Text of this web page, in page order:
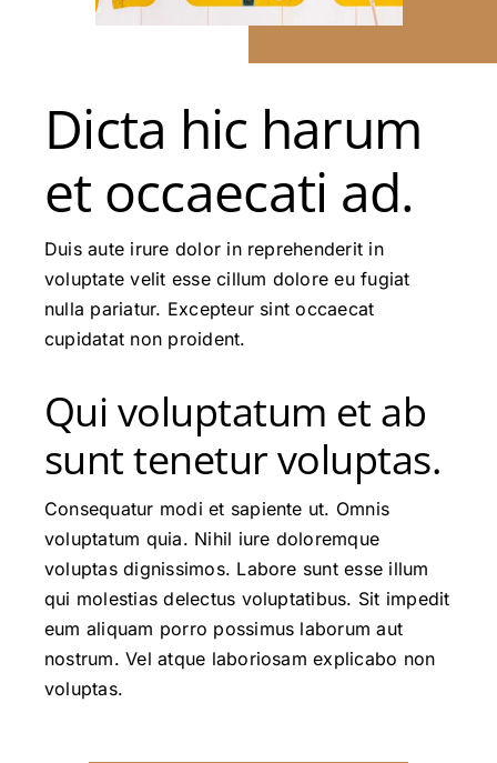
Dicta hic harum
et occaecati ad.
Duis aute irure dolor in reprehenderit in
voluptate velit esse cillum dolore eu fugiat
nulla pariatur. Excepteur sint occaecat
cupidatat non proident.
Qui voluptatum et ab
sunt tenetur voluptas.
Consequatur modi et sapiente ut. Omnis
voluptatum quia. Nihil iure doloremque
voluptas dignissimos. Labore sunt esse illum
qui molestias delectus voluptatibus. Sit impedit
eum aliquam porro possimus laborum aut
nostrum. Vel atque laboriosam explicabo non
voluptas.